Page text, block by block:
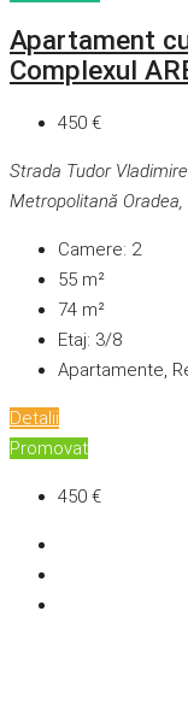
Apartament
Complexul
450 €
Strada Tudor
Metropolitană Oradea,
Camere: 2
55 m²
74 m²
Etaj: 3/8
Apartamente,
Detalii
Promovat
450 €